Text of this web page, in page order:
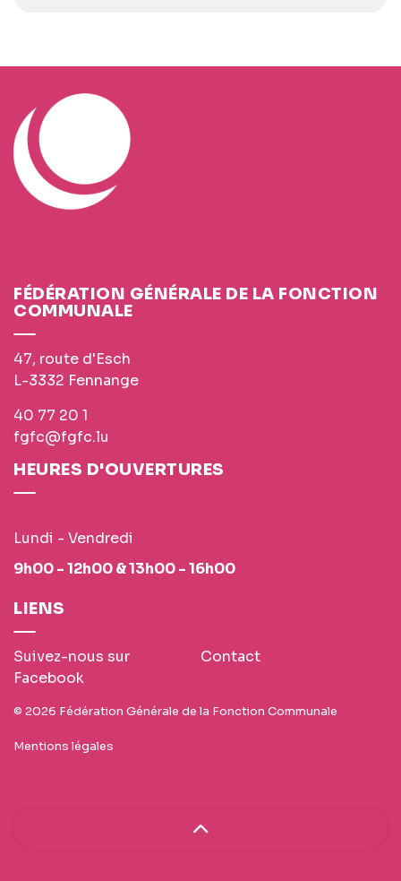
FÉDÉRATION GÉNÉRALE DE LA FONCTION
COMMUNALE
47, route d'Esch
L-3332 Fennange
40 77 20 1
fgfc@fgfc.lu
HEURES D'OUVERTURES
Lundi - Vendredi
9h00 - 12h00 & 13h00 - 16h00
LIENS
Suivez-nous sur
Facebook
Contact
© 2026 Fédération Générale de la Fonction Communale
Mentions légales